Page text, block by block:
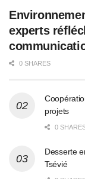
experts
0 SHARES
projets
0
Desserte
Tsévié